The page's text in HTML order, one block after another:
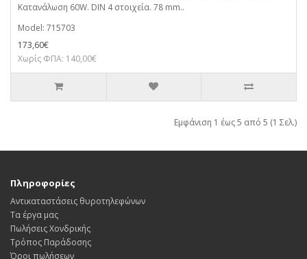
Κατανάλωση 60W. DIN 4 στοιχεία. 78 mm..
Model: 715703
173,60€
Χωρίς ΦΠΑ: 140,00€
Εμφάνιση 1 έως 5 από 5 (1 Σελ.)
Πληροφορίες
Αντικαταστάσεις θυροτηλεφώνων
Τα έργα μας
Πωλήσεις Χονδρικής
Τρόπος Παράδοσης
Όροι πωλήσεων